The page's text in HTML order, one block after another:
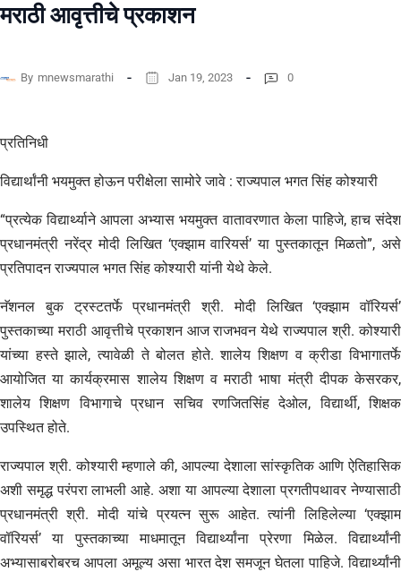
मराठी आवृत्तीचे प्रकाशन
By mnewsmarathi Jan 19, 2023 0
प्रतिनिधी
विद्यार्थांनी भयमुक्त होऊन परीक्षेला सामोरे जावे : राज्यपाल भगत सिंह कोश्यारी
“प्रत्येक विद्यार्थ्याने आपला अभ्यास भयमुक्त वातावरणात केला पाहिजे, हाच संदेश
प्रधानमंत्री नरेंद्र मोदी लिखित ‘एक्झाम वारियर्स’ या पुस्तकातून मिळतो”, असे
प्रतिपादन राज्यपाल भगत सिंह कोश्यारी यांनी येथे केले.
नॅशनल बुक ट्रस्टतर्फे प्रधानमंत्री श्री. मोदी लिखित ‘एक्झाम वॉरियर्स’
पुस्तकाच्या मराठी आवृत्तीचे प्रकाशन आज राजभवन येथे राज्यपाल श्री. कोश्यारी
यांच्या हस्ते झाले, त्यावेळी ते बोलत होते. शालेय शिक्षण व क्रीडा विभागातर्फे
आयोजित या कार्यक्रमास शालेय शिक्षण व मराठी भाषा मंत्री दीपक केसरकर,
शालेय शिक्षण विभागाचे प्रधान सचिव रणजितसिंह देओल, विद्यार्थी, शिक्षक
उपस्थित होते.
राज्यपाल श्री. कोश्यारी म्हणाले की, आपल्या देशाला सांस्कृतिक आणि ऐतिहासिक
अशी समृद्ध परंपरा लाभली आहे. अशा या आपल्या देशाला प्रगतीपथावर नेण्यासाठी
प्रधानमंत्री श्री. मोदी यांचे प्रयत्न सुरू आहेत. त्यांनी लिहिलेल्या ‘एक्झाम
वॉरियर्स’ या पुस्तकाच्या माधमातून विद्यार्थ्यांना प्रेरणा मिळेल. विद्यार्थ्यांनी
अभ्यासाबरोबरच आपला अमूल्य असा भारत देश समजून घेतला पाहिजे. विद्यार्थ्यांनी